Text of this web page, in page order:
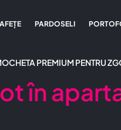
PARDOSELI
PREMIUM PENTRU
în